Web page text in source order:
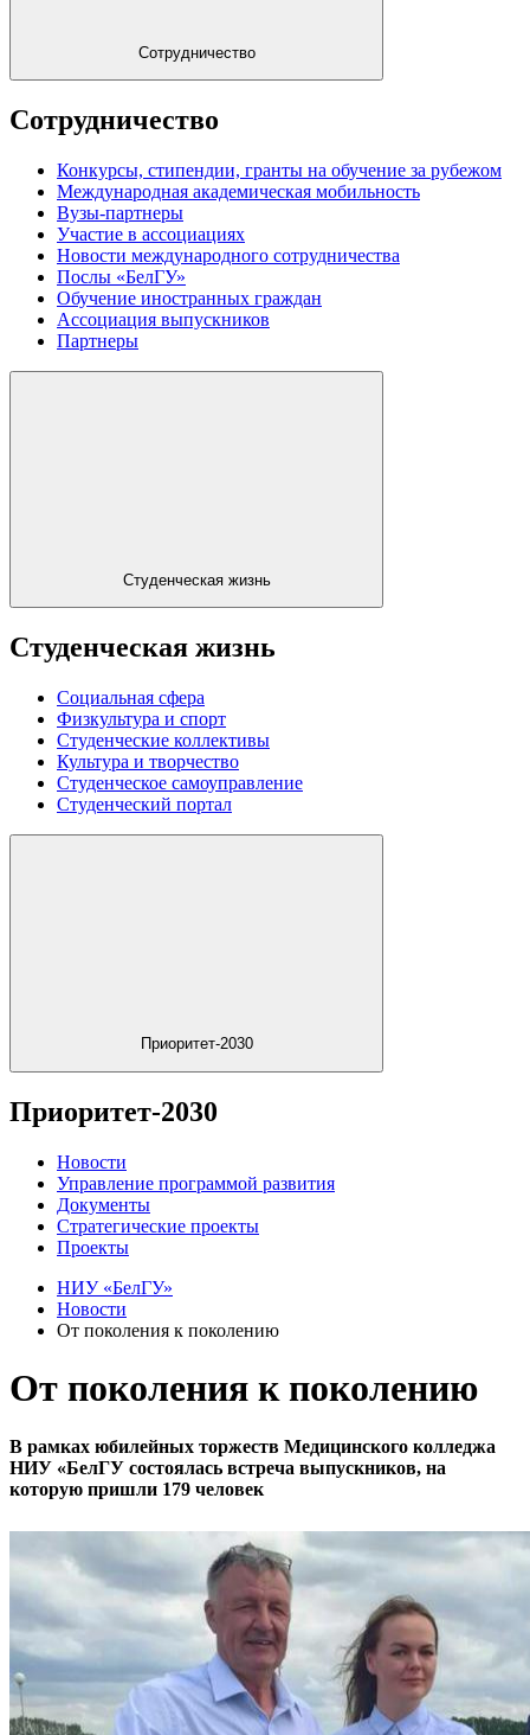
Сотрудничество
Сотрудничество
Конкурсы, стипендии, гранты на обучение за рубежом
Международная академическая мобильность
Вузы-партнеры
Участие в ассоциациях
Новости международного сотрудничества
Послы «БелГУ»
Обучение иностранных граждан
Ассоциация выпускников
Партнеры
Студенческая жизнь
Студенческая жизнь
Социальная сфера
Физкультура и спорт
Студенческие коллективы
Культура и творчество
Студенческое самоуправление
Студенческий портал
Приоритет-2030
Приоритет-2030
Новости
Управление программой развития
Документы
Стратегические проекты
Проекты
НИУ «БелГУ»
Новости
От поколения к поколению
От поколения к поколению
В рамках юбилейных торжеств Медицинского колледжа
НИУ «БелГУ состоялась встреча выпускников, на
которую пришли 179 человек